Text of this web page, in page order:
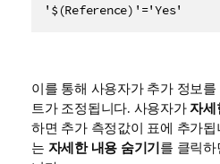
'$(Reference)'='Yes'
이를 통해 사용자가 추가 정보
트가 조정됩니다. 사용자가자세
하면 추가 측정값이 표에 추가
는 자세한 내용 숨기기를 클릭